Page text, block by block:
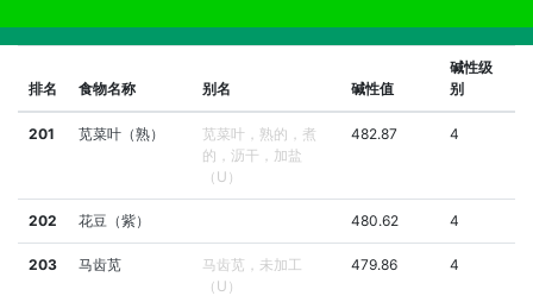
排名 食物名称 别名 碱性值
碱性级
别
201 苋菜叶（熟）
苋菜叶，熟的，煮
的，沥干，加盐
（U）
482.87 4
202 花豆（紫） 480.62 4
203 马齿苋
马齿苋，未加工
（U）
479.86 4